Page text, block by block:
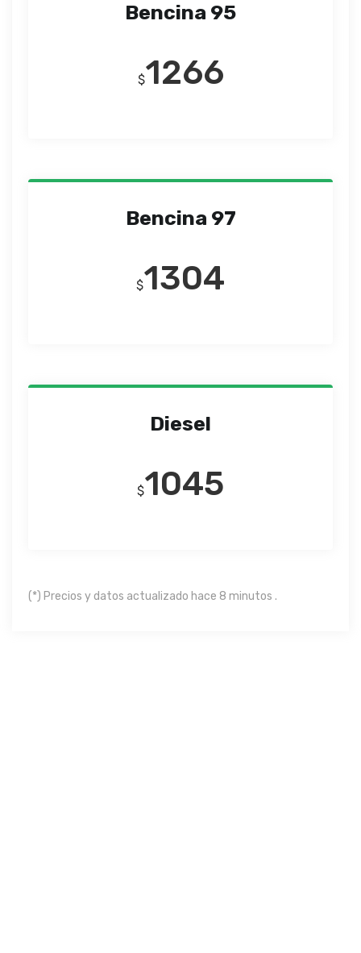
Bencina 95
$1266
Bencina 97
$1304
Diesel
$1045
(*) Precios y datos actualizado hace 8 minutos .